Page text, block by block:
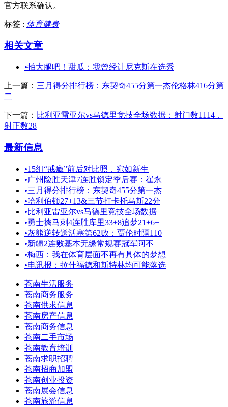
官方联系确认。
标签 : 体育健身
相关文章
•拍大腿吧！甜瓜：我曾经让尼克斯在选秀
上一篇： 三月得分排行榜：东契奇455分第一杰伦格林416分第
二
下一篇： 比利亚雷亚尔vs马德里竞技全场数据：射门数1114，
射正数28
最新信息
•15组“戒瘾”前后对比照，宛如新生
•广州险胜天津7连胜锁定季后赛：崔永
•三月得分排行榜：东契奇455分第一杰
•哈利伯顿27+13&三节打卡托马斯22分
•比利亚雷亚尔vs马德里竞技全场数据
•勇士擒马刺4连胜库里33+8追梦21+6+
•灰熊逆转送活塞第62败：贾伦时隔110
•新疆2连败基本无缘常规赛冠军阿不
•梅西：我在体育层面不再有具体的梦想
•电讯报：拉什福德和斯特林均可能落选
苍南生活服务
苍南商务服务
苍南供求信息
苍南房产信息
苍南商务信息
苍南二手市场
苍南教育培训
苍南求职招聘
苍南招商加盟
苍南创业投资
苍南展会信息
苍南旅游信息